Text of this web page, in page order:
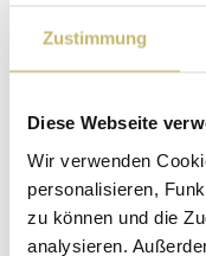
Zustimmung
Diese Webseite
Wir verwenden
personalisieren,
zu können und die
analysieren.